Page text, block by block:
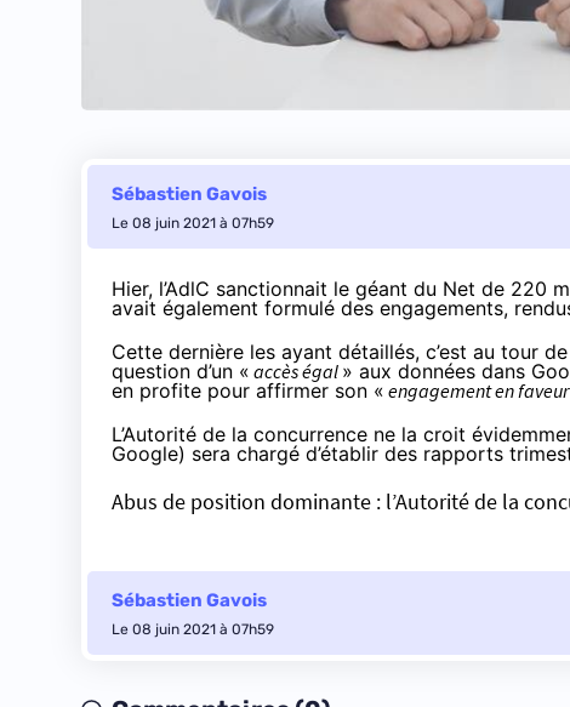
Sébastien Gavois
Le 08 juin 2021 à 07h59
Hier, l’AdlC sanctionnait le géant du Net de 220
avait également formulé des engagements,
Cette dernière les ayant détaillés, c’est au tour
question d’un « accès égal » aux données dans
en profite pour affirmer son « engagement en
L’Autorité de la concurrence ne la croit
Google) sera chargé d’établir des rapports
Abus de position dominante : l’Autorité de la
Sébastien Gavois
Le 08 juin 2021 à 07h59